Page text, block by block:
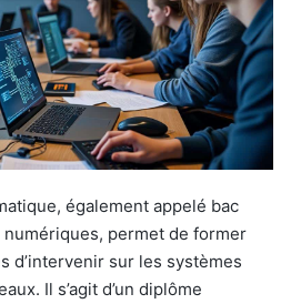
également appelé bac
permet de former
d’intervenir sur les systèmes
Il s’agit d’un diplôme